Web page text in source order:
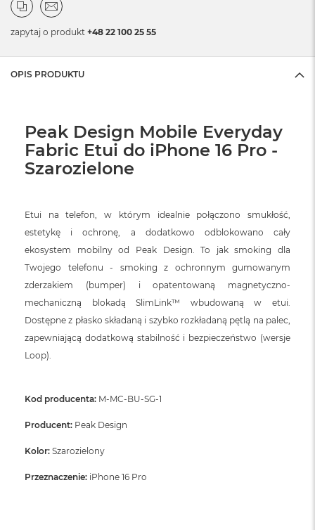
zapytaj o produkt +48 22 100 25 55
OPIS PRODUKTU
Peak Design Mobile Everyday
Fabric Etui do iPhone 16 Pro -
Szarozielone
Etui na telefon, w którym idealnie połączono smukłość,
estetykę i ochronę, a dodatkowo odblokowano cały
ekosystem mobilny od Peak Design. To jak smoking dla
Twojego telefonu - smoking z ochronnym gumowanym
zderzakiem (bumper) i opatentowaną magnetyczno-
mechaniczną blokadą SlimLink™ wbudowaną w etui.
Dostępne z płasko składaną i szybko rozkładaną pętlą na palec,
zapewniającą dodatkową stabilność i bezpieczeństwo (wersje
Loop).
Kod producenta: M-MC-BU-SG-1
Producent: Peak Design
Kolor: Szarozielony
Przeznaczenie: iPhone 16 Pro